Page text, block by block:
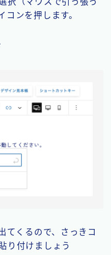
コンを押します。
てくるので、さっきコ
り付けましょう